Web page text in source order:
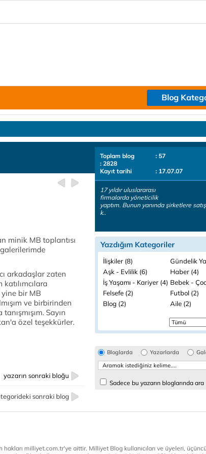
Blog
minik MB toplantısı
arkadaşlar zaten
bir MB
ve birbirinden
Sayın
özel teşekkürler.
yazarın sonraki bloğu
sonraki blog
Toplam blog
: 57
: 2828
Kayıt tarihi
: 17.07.07
17 yıldır uluslararası
firmalarda yöneticilik
yaptım. Bunun yanında şirketlere
k..
Yazdığım Kategoriler
İlişkiler (8)
Gündelik
Aşk - Evlilik (6)
Haber (4)
İş Yaşamı - Kariyer (4) Bebek -
Felsefe (2)
Futbol (2)
Blog (2)
Aile (2)
Bloglarda Yazarlarda
Sadece bu yazarın bloglarında ara
milliyet.com.tr'ye aittir. Milliyet Blog kullanıcıları ve üyeleri,